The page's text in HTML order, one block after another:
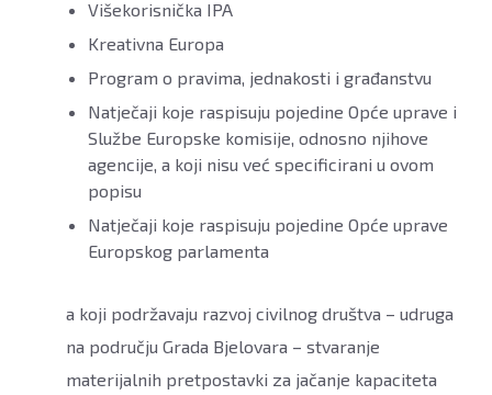
Višekorisnička IPA
Kreativna Europa
Program o pravima, jednakosti i građanstvu
Natječaji koje raspisuju pojedine Opće uprave i
Službe Europske komisije, odnosno njihove
agencije, a koji nisu već specificirani u ovom
popisu
Natječaji koje raspisuju pojedine Opće uprave
Europskog parlamenta
a koji podržavaju razvoj civilnog društva – udruga
na području Grada Bjelovara – stvaranje
materijalnih pretpostavki za jačanje kapaciteta